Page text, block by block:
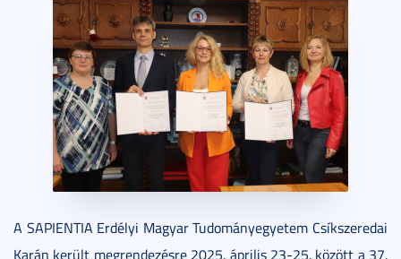
A SAPIENTIA Erdélyi Magyar Tudományegyetem Csíkszeredai
Karán került megrendezésre 2025. április 23-25. között a 37.